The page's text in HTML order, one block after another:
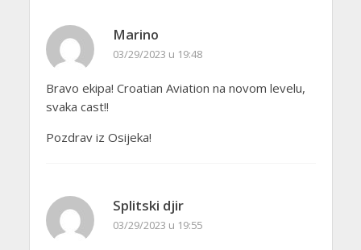
Marino
03/29/2023 u 19:48
Bravo ekipa! Croatian Aviation na novom levelu,
svaka cast!!
Pozdrav iz Osijeka!
Splitski djir
03/29/2023 u 19:55